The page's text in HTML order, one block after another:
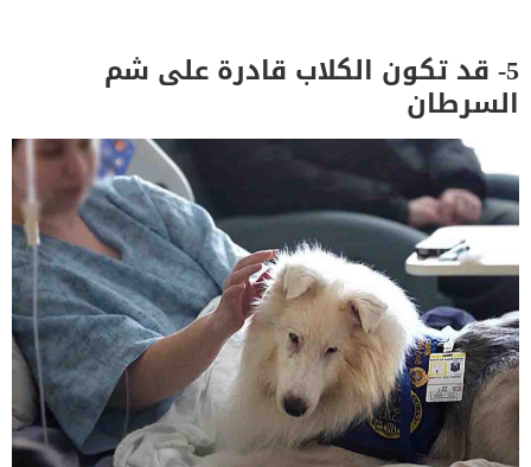
5- قد تكون الكلاب قادرة على شم
السرطان